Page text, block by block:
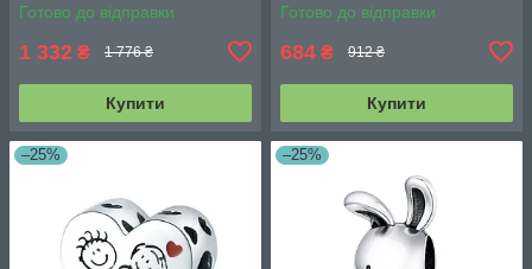
Готово до відправки
1 332 ₴ 1 776 ₴
Купити
Готово до відправки
684 ₴ 912 ₴
Купити
–25% –25%